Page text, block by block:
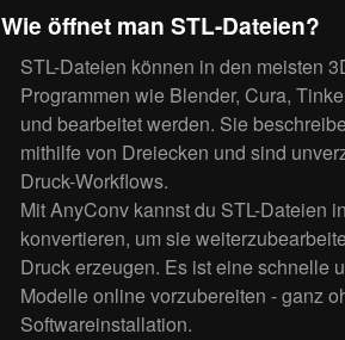
Wie öffnet man STL-Dateien?
STL-Dateien können in den meisten
Programmen wie Blender, Cura,
und bearbeitet werden. Sie
mithilfe von Dreiecken und sind
Druck-Workflows.
Mit AnyConv kannst du STL-Dateien
konvertieren, um sie
Druck erzeugen. Es ist eine schnelle
Modelle online vorzubereiten - ganz
Softwareinstallation.